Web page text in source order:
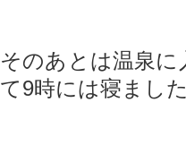
そのあとは温泉
て9時には寝まし